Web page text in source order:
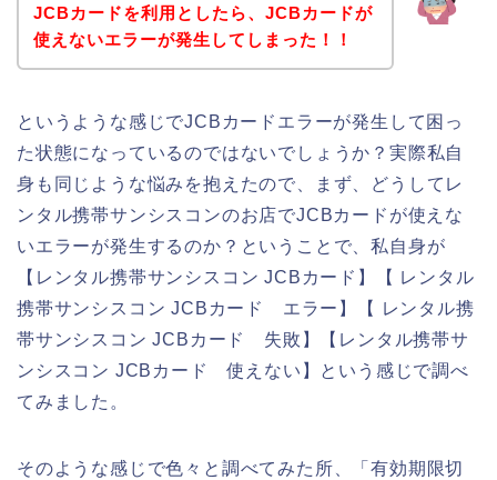
JCBカードを利用としたら、JCBカードが
使えないエラーが発生してしまった！！
というような感じでJCBカードエラーが発生して困っ
た状態になっているのではないでしょうか？実際私自
身も同じような悩みを抱えたので、まず、どうしてレ
ンタル携帯サンシスコンのお店でJCBカードが使えな
いエラーが発生するのか？ということで、私自身が
【レンタル携帯サンシスコン JCBカード】【 レンタル
携帯サンシスコン JCBカード エラー】【 レンタル携
帯サンシスコン JCBカード 失敗】【レンタル携帯サ
ンシスコン JCBカード 使えない】という感じで調べ
てみました。
そのような感じで色々と調べてみた所、「有効期限切